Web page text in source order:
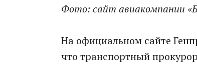
Фото: сайт авиакомпании
На официальном сайте
что транспортный